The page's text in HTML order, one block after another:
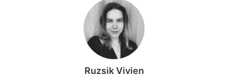
Ruzsik Vivien